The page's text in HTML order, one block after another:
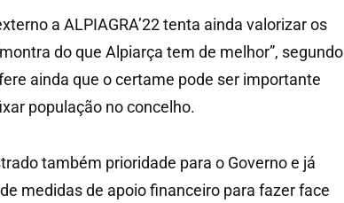
a ALPIAGRA’22 tenta ainda valorizar os
do que Alpiarça tem de melhor”, segundo
ainda que o certame pode ser importante
população no concelho.
também prioridade para o Governo e já
medidas de apoio financeiro para fazer face